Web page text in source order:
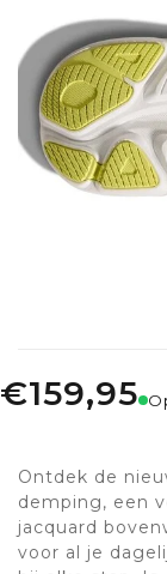
€159,95
Ontdek de
demping, een
jacquard
voor al je